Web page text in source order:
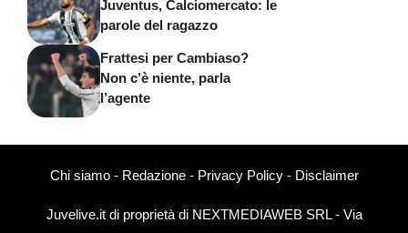
Juventus, Calciomercato: le
parole del ragazzo
Frattesi per Cambiaso?
Non c’è niente, parla
l’agente
Chi siamo- Redazione- Privacy Policy- Disclaimer
Juvelive.it di proprietà di NEXTMEDIAWEB SRL - Via